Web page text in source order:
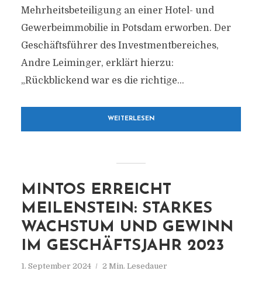
Mehrheitsbeteiligung an einer Hotel- und
Gewerbeimmobilie in Potsdam erworben. Der
Geschäftsführer des Investmentbereiches,
Andre Leiminger, erklärt hierzu:
„Rückblickend war es die richtige...
WEITERLESEN
MINTOS ERREICHT
MEILENSTEIN: STARKES
WACHSTUM UND GEWINN
IM GESCHÄFTSJAHR 2023
1. September 2024 2 Min. Lesedauer